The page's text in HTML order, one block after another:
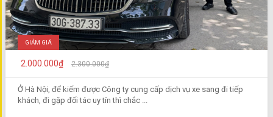
GIẢM GIÁ
2.000.000₫ 2.300.000₫
Ở Hà Nội, để kiếm được Công ty cung cấp dịch vụ xe sang đi tiếp
khách, đi gặp đối tác uy tín thì chắc ...